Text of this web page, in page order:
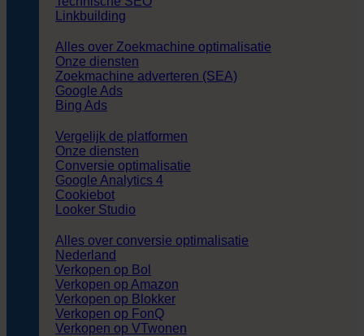
Linkbuilding
Alles over Zoekmachine optimalisatie
Onze diensten
Zoekmachine adverteren (SEA)
Google Ads
Bing Ads
Vergelijk de platformen
Onze diensten
Conversie optimalisatie
Google Analytics 4
Cookiebot
Looker Studio
Alles over conversie optimalisatie
Nederland
Verkopen op Bol
Verkopen op Amazon
Verkopen op Blokker
Verkopen op FonQ
Verkopen op VTwonen